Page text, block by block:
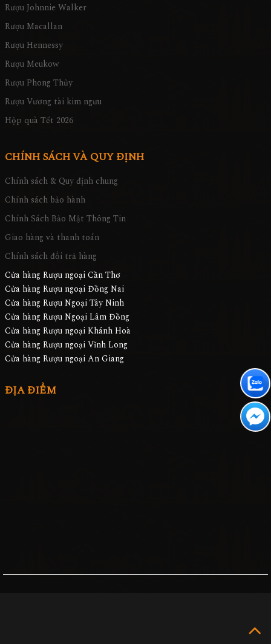
Rượu Johnnie Walker
Rượu Macallan
Rượu Hennessy
Rượu Meukow
Rượu Phong Thủy
Rượu Vương tài kim ngưu
Hộp quà Tết 2026
CHÍNH SÁCH VÀ QUY ĐỊNH
Chính sách & Quy định chung
Chính sách bảo hành
Chính Sách Bảo Mật Thông Tin
Giao hàng và thanh toán
Chính sách đổi trả hàng
Cửa hàng Rượu ngoại Cần Thơ
Cửa hàng Rượu ngoại Đồng Nai
Cửa hàng Rượu Ngoại Tây Ninh
Cửa hàng Rượu Ngoại Lâm Đồng
Cửa hàng Rượu ngoại Khánh Hoà
Cửa hàng Rượu ngoại Vĩnh Long
Cửa hàng Rượu ngoại An Giang
ĐỊA ĐIỂM